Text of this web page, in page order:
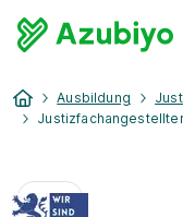
Ausbildung